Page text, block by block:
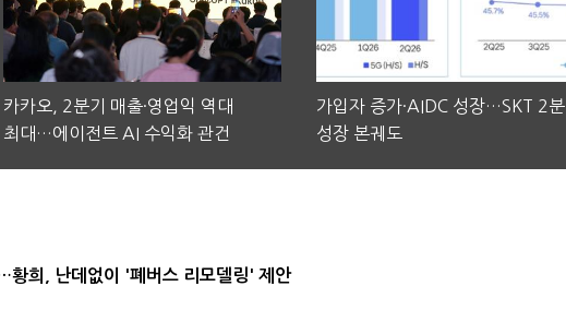
카카오, 2분기 매출·영업익 역대
최대…에이전트 AI 수익화 관건
가입자 증가·AIDC 성장…SKT 2
성장 본궤도
황희, 난데없이 '폐버스 리모델링' 제안